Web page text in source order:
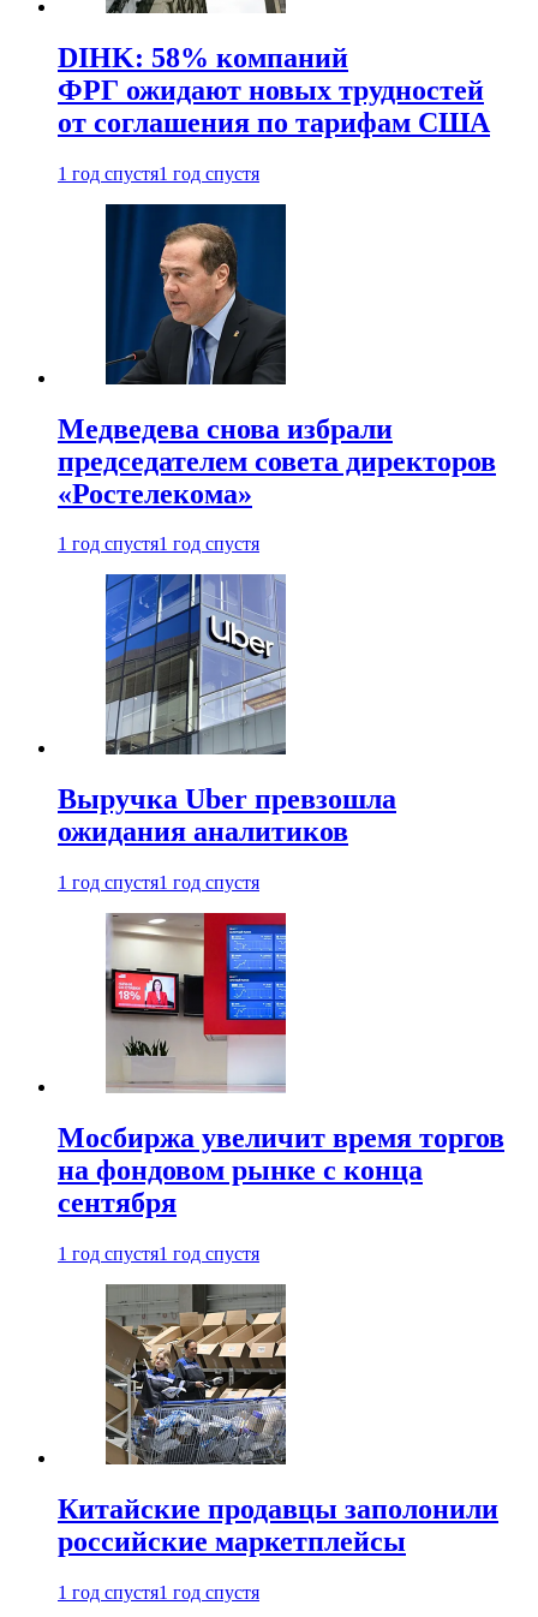
DIHK: 58% компаний
ФРГ ожидают новых трудностей
от соглашения по тарифам США
1 год спустя1 год спустя
Медведева снова избрали
председателем совета директоров
«Ростелекома»
1 год спустя1 год спустя
Выручка Uber превзошла
ожидания аналитиков
1 год спустя1 год спустя
Мосбиржа увеличит время торгов
на фондовом рынке с конца
сентября
1 год спустя1 год спустя
Китайские продавцы заполонили
российские маркетплейсы
1 год спустя1 год спустя